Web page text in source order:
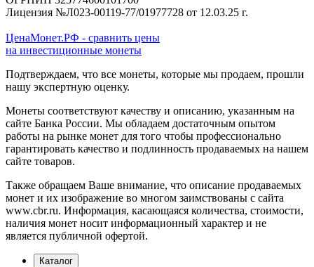
Лицензия №Л023-00119-77/01977728 от 12.03.25 г.
ЦенаМонет.РФ - сравнить цены
на инвестиционные монеты
Подтверждаем, что все монеты, которые мы продаем, прошли
нашу экспертную оценку.
Монеты соответствуют качеству и описанию, указанным на
сайте Банка России. Мы обладаем достаточным опытом
работы на рынке монет для того чтобы профессионально
гарантировать качество и подлинность продаваемых на нашем
сайте товаров.
Также обращаем Ваше внимание, что описание продаваемых
монет и их изображение во многом заимствованы с сайта
www.cbr.ru. Информация, касающаяся количества, стоимости,
наличия монет носит информационный характер и не
является публичной офертой.
Каталог